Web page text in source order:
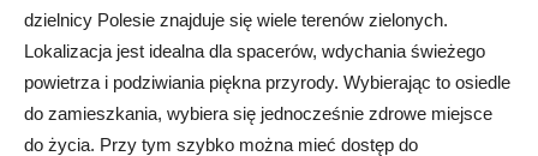
dzielnicy Polesie znajduje się wiele terenów zielonych.
Lokalizacja jest idealna dla spacerów, wdychania świeżego
powietrza i podziwiania piękna przyrody. Wybierając to osiedle
do zamieszkania, wybiera się jednocześnie zdrowe miejsce
do życia. Przy tym szybko można mieć dostęp do